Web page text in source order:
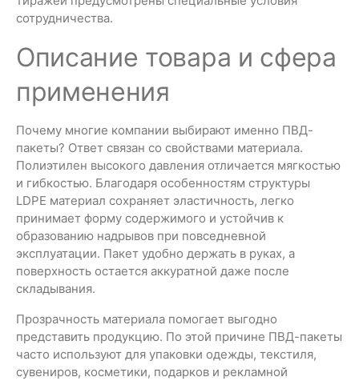
сотрудничества.
Описание товара и сфера
применения
Почему многие компании выбирают именно ПВД-
пакеты? Ответ связан со свойствами материала.
Полиэтилен высокого давления отличается мягкостью
и гибкостью. Благодаря особенностям структуры
LDPE материал сохраняет эластичность, легко
принимает форму содержимого и устойчив к
образованию надрывов при повседневной
эксплуатации. Пакет удобно держать в руках, а
поверхность остается аккуратной даже после
складывания.
Прозрачность материала помогает выгодно
представить продукцию. По этой причине ПВД-пакеты
часто используют для упаковки одежды, текстиля,
сувениров, косметики, подарков и рекламной